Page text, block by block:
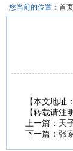
您当前的位置： 首页
【本文地址：
【转载请注
上一篇： 天
下一篇： 张